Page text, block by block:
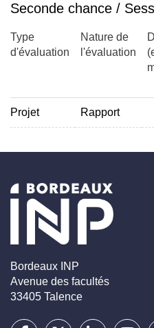
Seconde chance /
Type
d'évaluation
Nature de
l'évaluation
Projet Rapport
Bordeaux INP
Avenue des facultés
33405 Talence